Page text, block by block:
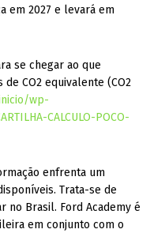
em 2027 e levará em
se chegar ao que
CO2 equivalente (CO2
wp-
CALCULO-POCO-
enfrenta um
Trata-se de
no Brasil. Ford Academy é
em conjunto com o